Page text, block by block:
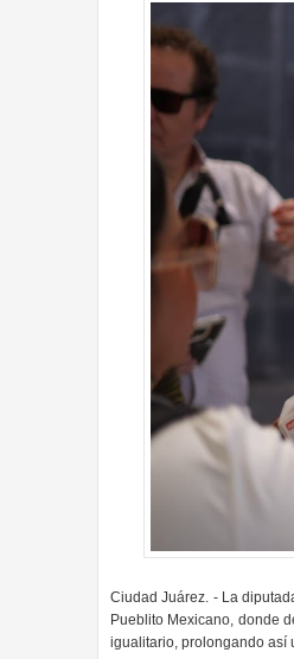
Ciudad Juárez. - La
Pueblito Mexicano, donde
igualitario, prolongando así